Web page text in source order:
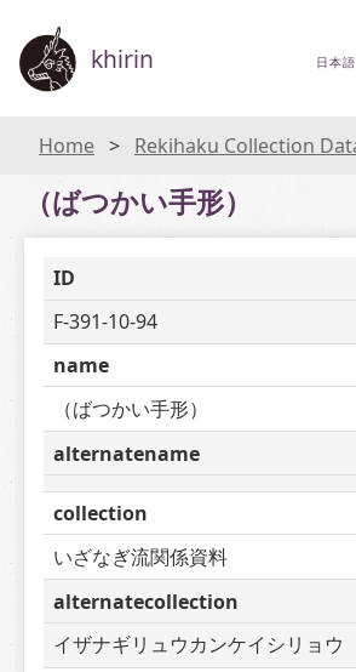
khirin 日本語
Home Rekihaku Collection Database (Collections Database of the
（ばつかい手形）
ID
F-391-10-94
name
（ばつかい手形）
alternatename
collection
いざなぎ流関係資料
alternatecollection
イザナギリュウカンケイシリョウ